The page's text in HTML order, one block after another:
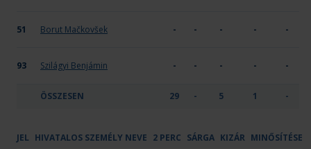
51 Borut Mačkovšek - - - - -
93 Szilágyi Benjámin - - - - -
ÖSSZESEN 29 - 5 1 -
JEL HIVATALOS SZEMÉLY NEVE 2 PERC SÁRGA KIZÁR MINŐSÍTÉSE